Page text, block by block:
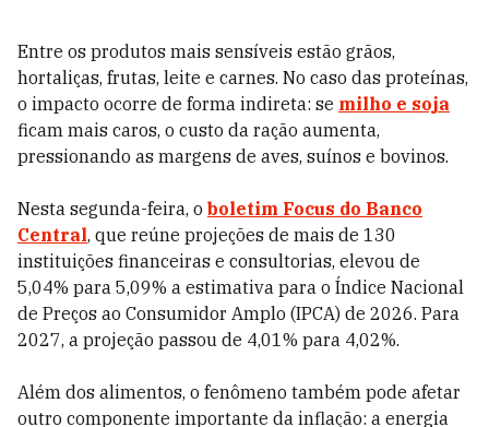
Entre os produtos mais sensíveis estão grãos,
hortaliças, frutas, leite e carnes. No caso das proteínas,
o impacto ocorre de forma indireta: se milho e soja
ficam mais caros, o custo da ração aumenta,
pressionando as margens de aves, suínos e bovinos.
Nesta segunda-feira, o boletim Focus do Banco
Central, que reúne projeções de mais de 130
instituições financeiras e consultorias, elevou de
5,04% para 5,09% a estimativa para o Índice Nacional
de Preços ao Consumidor Amplo (IPCA) de 2026. Para
2027, a projeção passou de 4,01% para 4,02%.
Além dos alimentos, o fenômeno também pode afetar
outro componente importante da inflação: a energia